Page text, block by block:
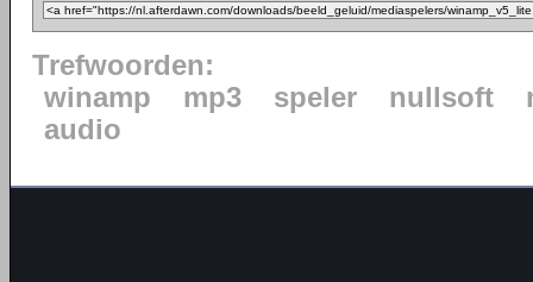
Trefwoorden:
winamp
mp3 speler nullsoft
audio